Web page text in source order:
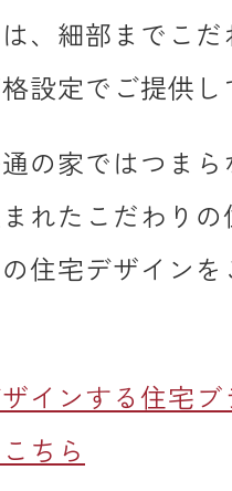
、細部までこ
設定でご提供
の家ではつま
れたこだわり
住宅デザイン
インする住宅
ちら